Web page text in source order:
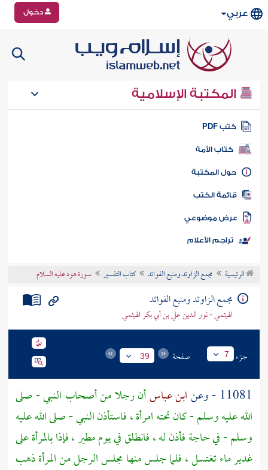
عربي دخول
المكتبة الإسلامية
كتب PDF
كتاب الأمة
المكتبة
الكتب
موضوعي
تراجم الأعلام
الرئيسية مجمع الزاوئد ومنبع الفوائد كتاب التفسير سورة هود عليه السلام
مجمع الزاوئد ومنبع الفوائد
الهيثمي - نور الدين علي بن أبي بكر الهيثمي
جزء 7 صفحة 39
11081 - وعن ابن عباسأن رجلا من أصحاب النبي - صلى
الله عليه وسلم - كان تحته امرأة ، فاستأذن النبي - صلى الله عليه
وسلم - في حاجة فأذن له ، فانطلق في يوم مطير ، فإذا بالمرأة على
غدير ماء تغتسل ، فلما جلس منها مجلس الرجل من المرأة ذهب